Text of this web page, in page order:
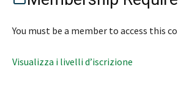
You must be a member to access this
Visualizza i livelli d’iscrizione